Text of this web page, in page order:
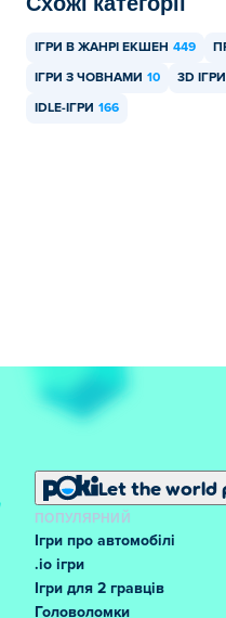
та мобільних пристроях,
ІГРИ В ЖАНРІ ЕКШЕН 449
ІГРИ З ЧОВНАМИ 10 3D ІГРИ
IDLE-ІГРИ 166
Let the world
ПОПУЛЯРНИЙ
Ігри про автомобілі
.io ігри
Ігри для 2 гравців
Головоломки